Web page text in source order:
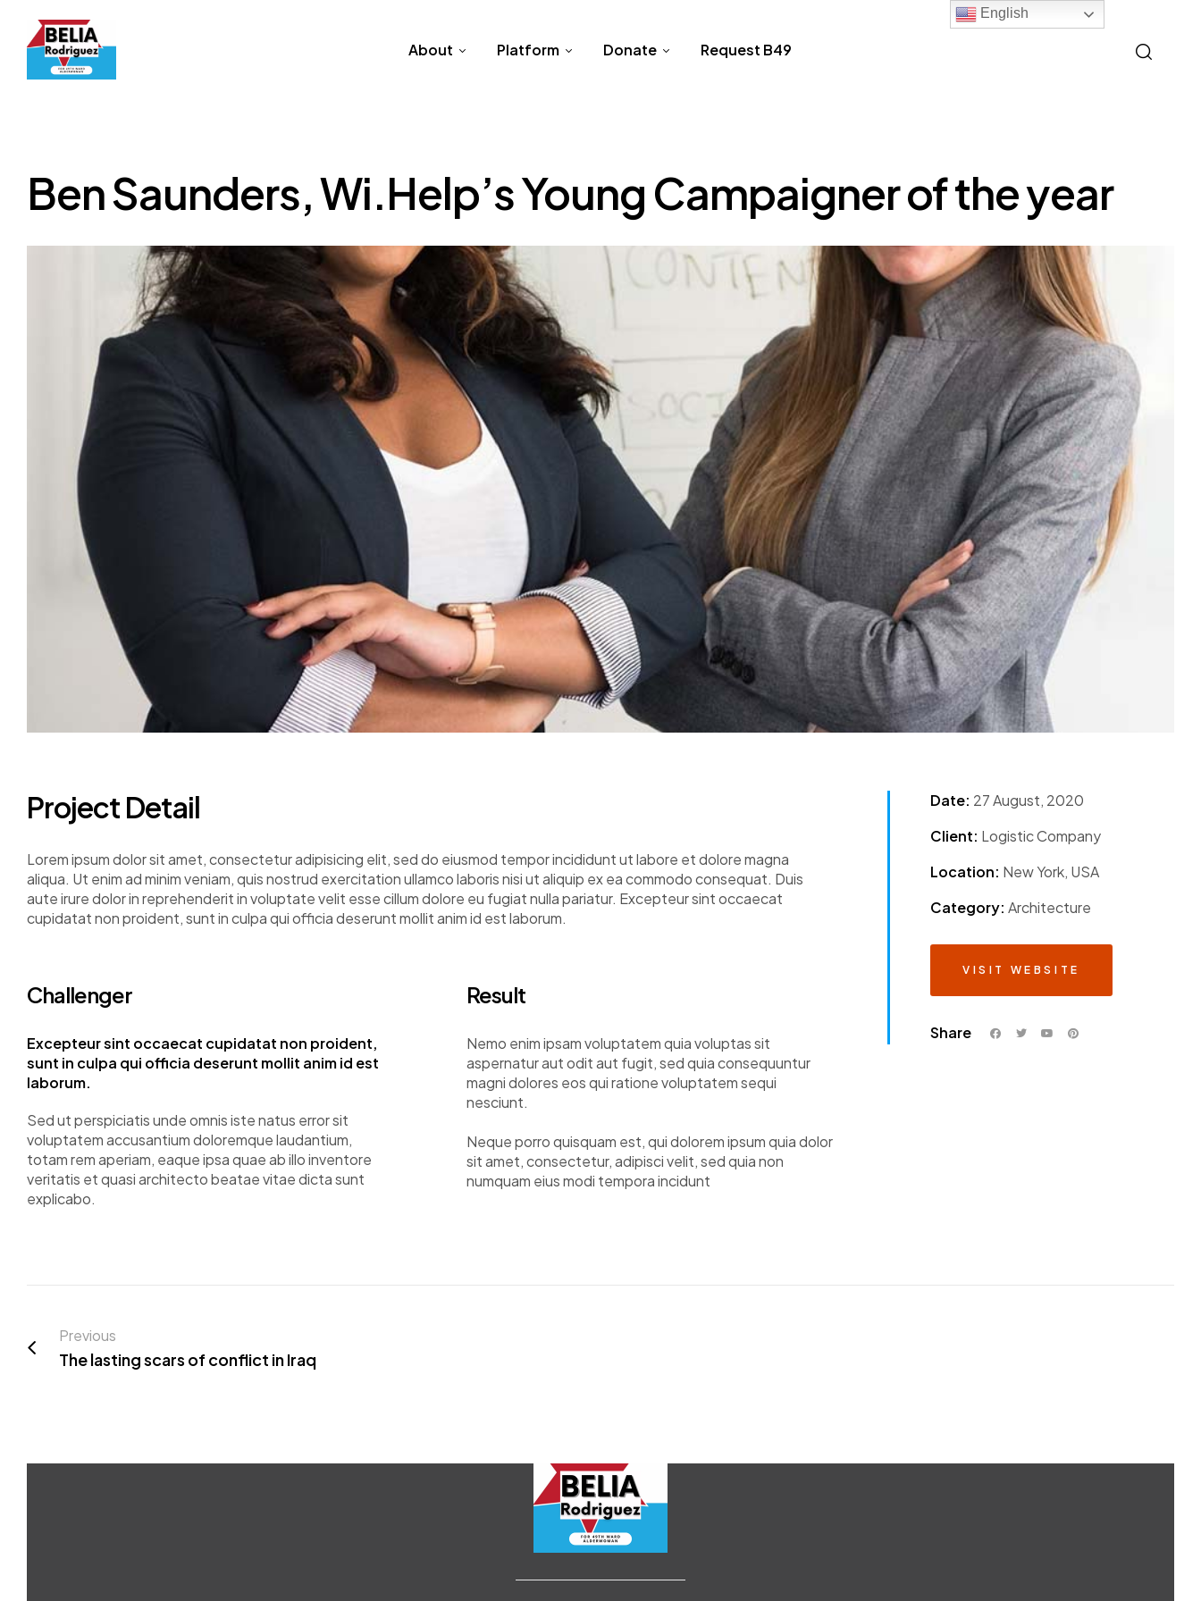
About Platform Donate Request B49
Ben Saunders, Wi.Help’s Young Campaigner of the year
Project Detail
Lorem ipsum dolor sit amet, consectetur adipisicing elit, sed do eiusmod tempor incididunt ut labore et dolore magna
aliqua. Ut enim ad minim veniam, quis nostrud exercitation ullamco laboris nisi ut aliquip ex ea commodo consequat. Duis
aute irure dolor in reprehenderit in voluptate velit esse cillum dolore eu fugiat nulla pariatur. Excepteur sint occaecat
cupidatat non proident, sunt in culpa qui officia deserunt mollit anim id est laborum.
Challenger
Excepteur sint occaecat cupidatat non proident,
sunt in culpa qui officia deserunt mollit anim id est
laborum.
Sed ut perspiciatis unde omnis iste natus error sit
voluptatem accusantium doloremque laudantium,
totam rem aperiam, eaque ipsa quae ab illo inventore
veritatis et quasi architecto beatae vitae dicta sunt
explicabo.
Result
Nemo enim ipsam voluptatem quia voluptas sit
aspernatur aut odit aut fugit, sed quia consequuntur
magni dolores eos qui ratione voluptatem sequi
nesciunt.
Neque porro quisquam est, qui dolorem ipsum quia dolor
sit amet, consectetur, adipisci velit, sed quia non
numquam eius modi tempora incidunt
Date: 27 August, 2020
Client: Logistic Company
Location: New York, USA
Category: Architecture
VISIT WEBSITE
Share
Previous
The lasting scars of conflict in Iraq
English